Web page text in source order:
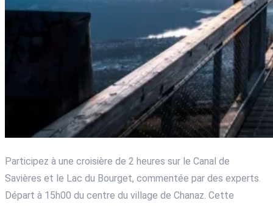
Participez à une croisière de 2 heures sur le Canal de
Savières et le Lac du Bourget, commentée par des experts.
Départ à 15h00 du centre du village de Chanaz. Cette